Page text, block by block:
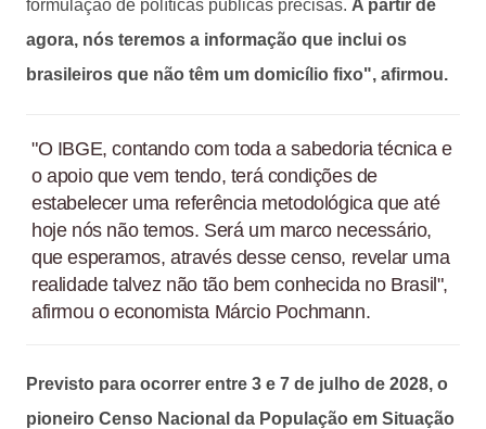
formulação de políticas públicas precisas. A partir de
agora, nós teremos a informação que inclui os
brasileiros que não têm um domicílio fixo", afirmou.
"O IBGE, contando com toda a sabedoria técnica e
o apoio que vem tendo, terá condições de
estabelecer uma referência metodológica que até
hoje nós não temos. Será um marco necessário,
que esperamos, através desse censo, revelar uma
realidade talvez não tão bem conhecida no Brasil",
afirmou o economista Márcio Pochmann.
Previsto para ocorrer entre 3 e 7 de julho de 2028, o
pioneiro Censo Nacional da População em Situação